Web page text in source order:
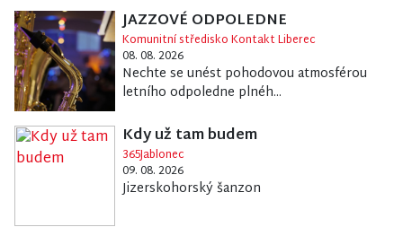
JAZZOVÉ ODPOLEDNE
Komunitní středisko Kontakt Liberec
08. 08. 2026
Nechte se unést pohodovou atmosférou
letního odpoledne plnéh...
Kdy už tam budem
365Jablonec
09. 08. 2026
Jizerskohorský šanzon